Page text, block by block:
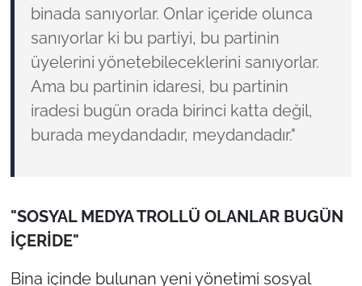
binada sanıyorlar. Onlar içeride olunca
sanıyorlar ki bu partiyi, bu partinin
üyelerini yönetebileceklerini sanıyorlar.
Ama bu partinin idaresi, bu partinin
iradesi bugün orada birinci katta değil,
burada meydandadır, meydandadır."
"SOSYAL MEDYA TROLLÜ OLANLAR BUGÜN
İÇERİDE"
Bina içinde bulunan yeni yönetimi sosyal